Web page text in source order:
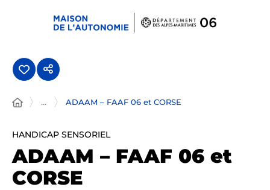
... ADAAM – FAAF 06 et CORSE
HANDICAP SENSORIEL
ADAAM – FAAF 06 et
CORSE